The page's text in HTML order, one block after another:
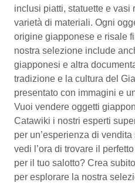
inclusi piatti, statuette e
varietà di materiali. Ogni
origine giapponese e risale
nostra selezione include
giapponesi e altra
tradizione e la cultura del
presentato con immagini e
Vuoi vendere oggetti
Catawiki i nostri esperti
per un’esperienza di
vedi l’ora di trovare il
per il tuo salotto? Crea
per esplorare la nostra